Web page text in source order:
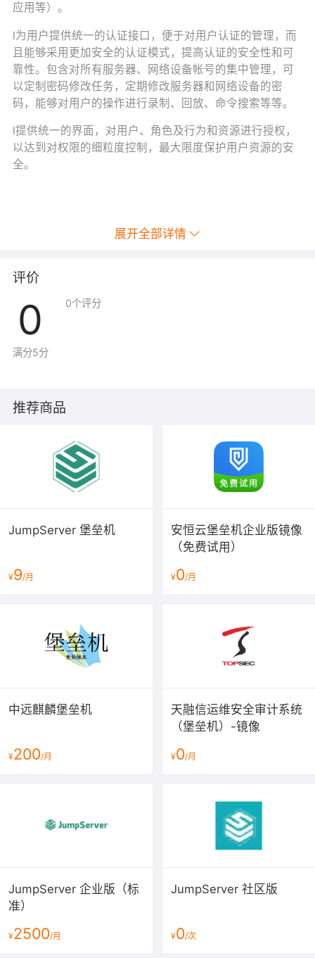
应用等）。
l为用户提供统一的认证接口，便于对用户认证的管理，而
且能够采用更加安全的认证模式，提高认证的安全性和可
靠性。包含对所有服务器、网络设备帐号的集中管理，可
以定制密码修改任务，定期修改服务器和网络设备的密
码，能够对用户的操作进行录制、回放、命令搜索等等。
l提供统一的界面，对用户、角色及行为和资源进行授权，
以达到对权限的细粒度控制，最大限度保护用户资源的安
全。
展开全部详情
评价
0
满分5分
0个评分
推荐商品
JumpServer 堡垒机
¥9/月
安恒云堡垒机企业版镜像
（免费试用）
¥0/月
中远麒麟堡垒机
¥200/月
天融信运维安全审计系统
（堡垒机）-镜像
¥0/月
JumpServer 企业版（标
准）
¥2500/月
JumpServer 社区版
¥0/次